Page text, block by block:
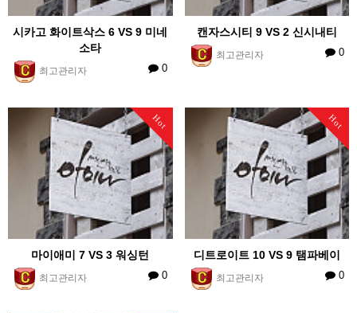
시카고 화이트삭스 6 VS 9 미네
소타
최고관리자 0
캔자스시티 9 VS 2 신시내티
최고관리자 0
Hot
마이애미 7 VS 3 워싱턴
최고관리자 0
Hot
디트로이트 10 VS 9 탬파베이
최고관리자 0